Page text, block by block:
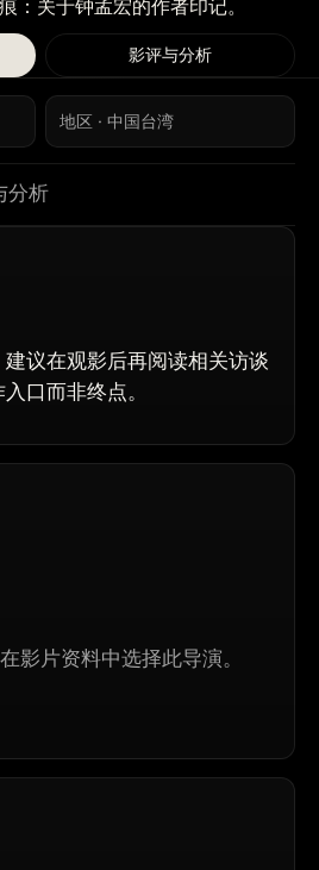
：关于钟孟宏的作者印记。
影评与分析
地区 · 中国台湾
分析
议在观影后再阅读相关访谈
口而非终点。
影片资料中选择此导演。